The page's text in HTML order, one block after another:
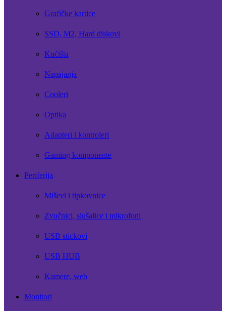
Grafičke kartice
SSD, M2, Hard diskovi
Kućišta
Napajanja
Cooleri
Optika
Adapteri i kontroleri
Gaming komponente
Periferija
Miševi i tipkovnice
Zvučnici, slušalice i mikrofoni
USB stickovi
USB HUB
Kamere, web
Monitori